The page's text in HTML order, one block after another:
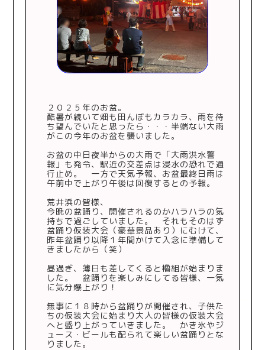
２０２５年のお盆。
酷暑が続いて畑も田んぼもカラカラ、雨を待
ち望んでいたと思ったら・・・半端ない大雨
がこの今年のお盆を襲いました。
お盆の中日夜半からの大雨で「大雨洪水警
報」も発令、駅近の交差点は浸水の恐れで通
行止め。 一方で天気予報、お盆最終日雨は
午前中で上がり午後は回復するとの予報。
荒井浜の皆様、
今晩の盆踊り、開催されるのかハラハラの気
持ちで過ごしていました。 それもそのはず
盆踊り仮装大会（豪華景品あり）にむけて、
昨年盆踊り以降１年間かけて入念に準備して
きましたから（笑）
昼過ぎ、薄日も差してくると櫓組が始まりま
した。 盆踊りを楽しみにしてる皆様、一気
に気分爆上がり！
無事に１８時から盆踊りが開催され、子供た
ちの仮装大会に始まり大人の皆様の仮装大会
へと盛り上がっていきました。 かき氷やジ
ュース・ビールも配られて楽しい盆踊りとな
りました。